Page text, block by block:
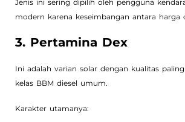
Jenis ini sering dipilih oleh pengguna
modern karena keseimbangan antara harga
3. Pertamina Dex
Ini adalah varian solar dengan kualitas
kelas BBM diesel umum.
Karakter utamanya: